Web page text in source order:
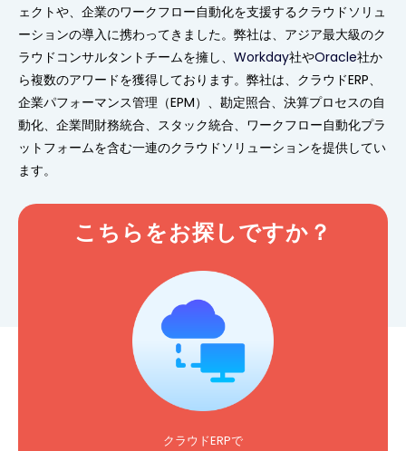
ェクトや、企業のワークフロー自動化を支援するクラウドソリュ
ーションの導入に携わってきました。弊社は、アジア最大級のク
ラウドコンサルタントチームを擁し、 Workday社やOracle社か
ら複数のアワードを獲得しております。弊社は、クラウドERP、
企業パフォーマンス管理（EPM）、勘定照合、決算プロセスの自
動化、企業間財務統合、スタック統合、ワークフロー自動化プラ
ットフォームを含む一連のクラウドソリューションを提供してい
ます。
こちらをお探しですか？
クラウドERPで